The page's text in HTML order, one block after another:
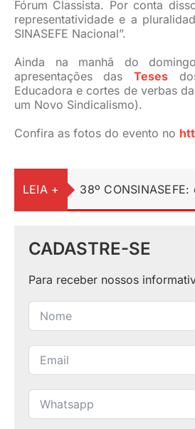
Fórum Classista. Por conta
representatividade e a
SINASEFE Nacional”.
Ainda na manhã do
apresentações das Teses
Educadora e cortes de verbas
um Novo Sindicalismo).
Confira as fotos do evento no
LEIA + 38º
CADASTRE-SE
Para receber nossos